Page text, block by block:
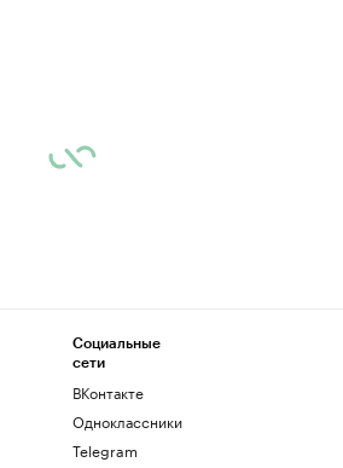
Социальные
сети
ВКонтакте
Одноклассники
Telegram